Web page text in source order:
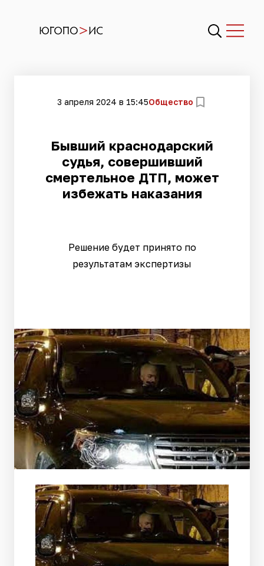
3 апреля 2024 в 15:45Общество
Бывший краснодарский
судья, совершивший
смертельное ДТП, может
избежать наказания
Решение будет принято по
результатам экспертизы